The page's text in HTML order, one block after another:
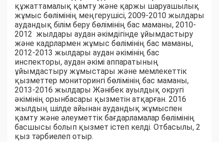
құжаттамалық қамту және қаржы шаруашылық
жұмыс бөлімінің меңгерушісі, 2009-2010 жылдары
аудандық білім беру бөлімінің бас маманы, 2010-
2012 жылдары аудан әкімдігінде ұйымдастыру
және кадрлармен жұмыс бөлімінің бас маманы,
2012-2013 жылдары аудан әкімінің бас
инспекторы, аудан әкімі аппаратының
ұйымдастыру жұмыстары және мемлекеттік
қызметтер мониторингі бөлімінің бас маманы,
2013-2016 жылдары Жәнібек ауылдық округі
әкімінің орынбасары қызметін атқарған. 2016
жылдың шілде айынан аудандық жұмыспен
қамту және әлеуметтік бағдарламалар бөлімінің
басшысы болып қызмет істеп келді. Отбасылы, 2
қыз тәрбиелеп отыр.